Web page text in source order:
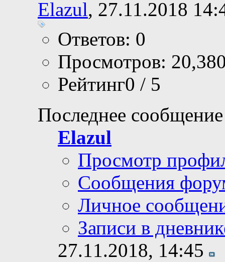
Elazul, 27.11.2018
Ответов: 0
Просмотров:
Рейтинг0 / 5
Последнее
Elazul
Просмотр
Сообщения
Личное
Записи в
27.11.2018, 14:45